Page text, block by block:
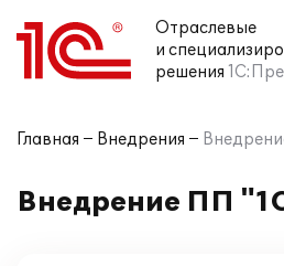
Отраслевые
и
решения
Главная Внедрения
Внедрение ПП